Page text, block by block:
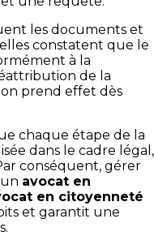
les documents et
constatent que le
à la
de la
prend effet dès
chaque étape de la
dans le cadre légal,
conséquent, gérer
avocat en
en citoyenneté
et garantit une